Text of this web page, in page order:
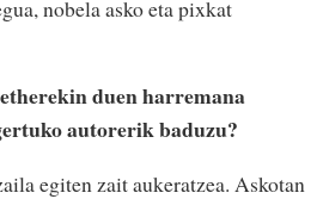
nobela asko eta pixkat
duen harremana
autorerik baduzu?
egiten zait aukeratzea. Askotan